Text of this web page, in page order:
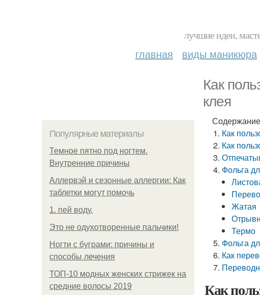
лучшие идеи,
главная виды маникюра
Как
клея
Популярные материалы
Темное пятно под ногтем.
Внутренние причины
Аллервэй и сезонные аллергии: Как
таблетки могут помочь
1. пей воду.
Это не одухотворенные пальчики!
Ногти с буграми: причины и
способы лечения
ТОП-10 модных женских стрижек на
средние волосы 2019
Содержание
Как
Как
Фольга
Жатая
Термо
Фольга
Как
Как